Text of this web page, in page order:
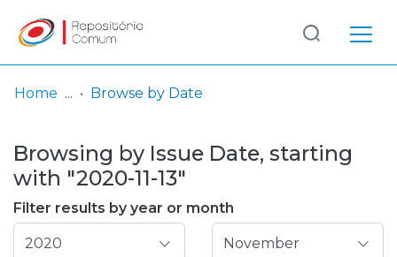
& Collections
Browse repository
Entities
Log
In
(current)
Home Browse by Date
Browsing by Issue Date, starting
with "2020-11-13"
Filter results by year or month